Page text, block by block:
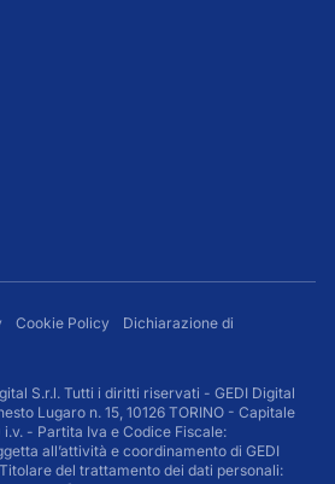
Cookie Policy
Dichiarazione di
S.r.l. Tutti i diritti riservati - GEDI Digital
Lugaro n. 15, 10126 TORINO - Capitale
- Partita Iva e Codice Fiscale:
all’attività e coordinamento di GEDI
del trattamento dei dati personali: